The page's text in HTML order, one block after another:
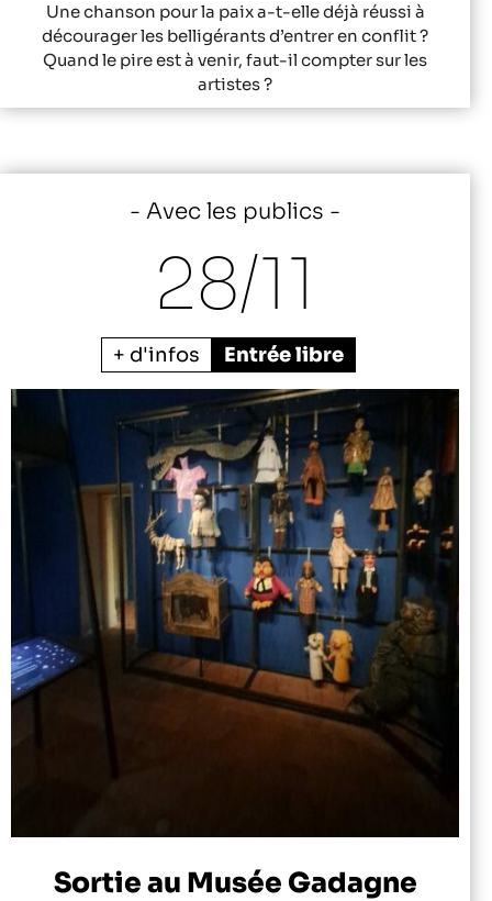
Une chanson pour la paix a-t-elle déjà réussi à
décourager les belligérants d’entrer en conflit ?
Quand le pire est à venir, faut-il compter sur les
artistes ?
Avec les publics
28/11
+ d'infos Entrée libre
Sortie au Musée Gadagne